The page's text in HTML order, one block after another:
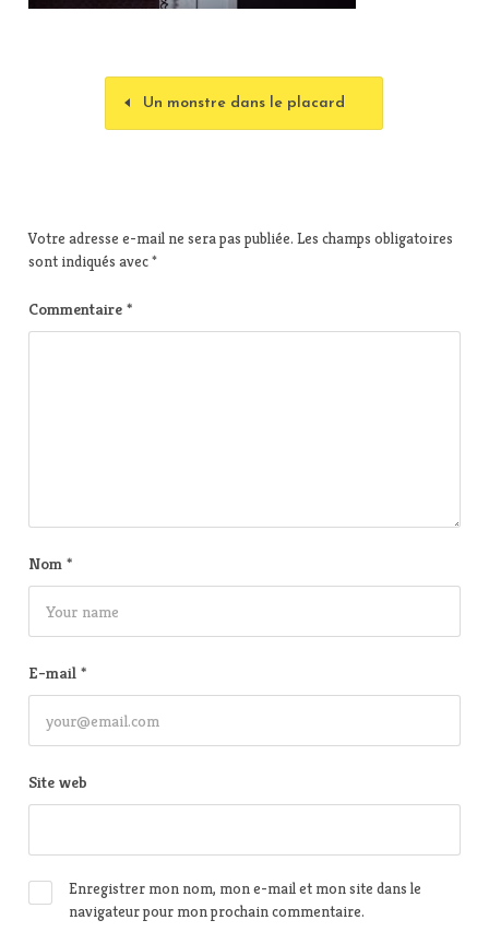
Un monstre dans le placard
Votre adresse e-mail ne sera pas publiée. Les champs obligatoires
sont indiqués avec*
Commentaire *
Nom *
E-mail *
Site web
Enregistrer mon nom, mon e-mail et mon site dans le
navigateur pour mon prochain commentaire.